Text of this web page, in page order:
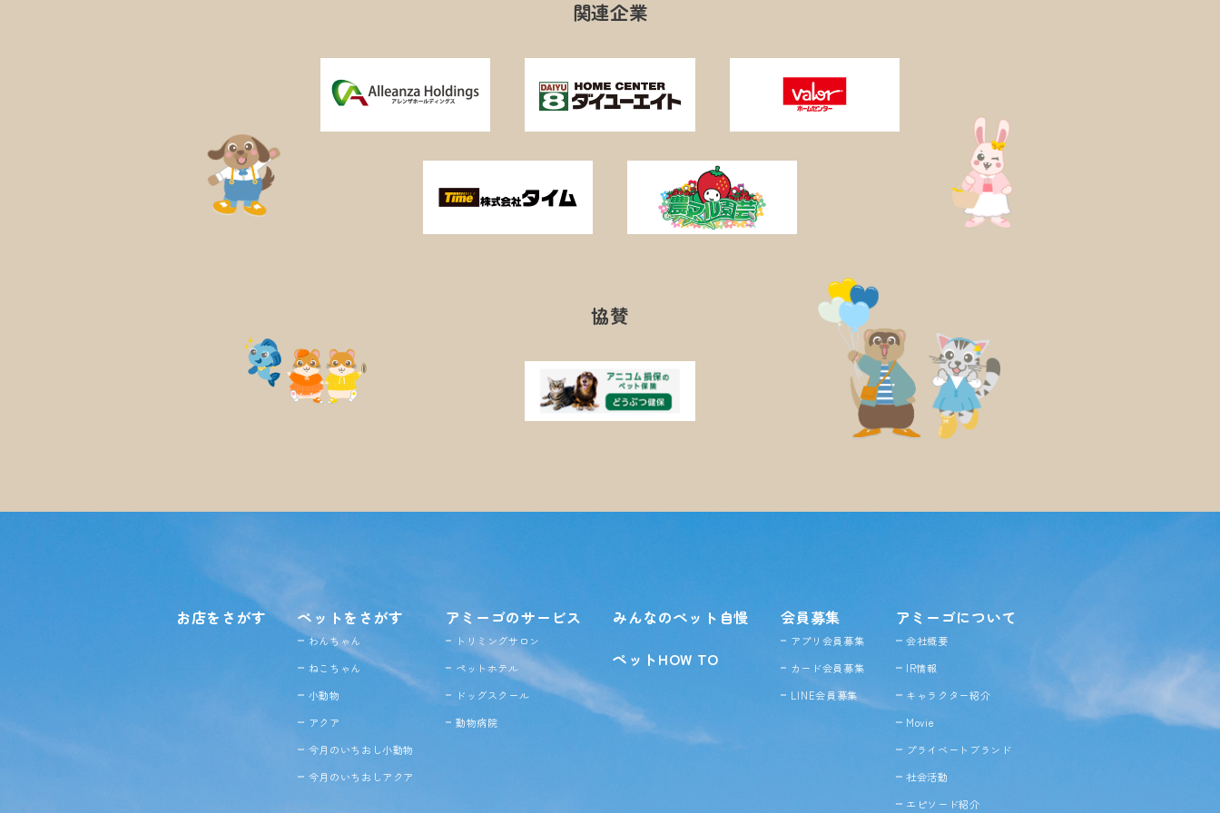
関連企業
協賛
お店をさがす ペットをさがす
わんちゃん
ねこちゃん
小動物
アクア
今月のいちおし小動物
今月のいちおしアクア
アミーゴのサービス
トリミングサロン
ペットホテル
ドッグスクール
動物病院
みんなのペット自慢
ペットHOW TO
会員募集
アプリ会員募集
カード会員募集
LINE会員募集
アミーゴについて
会社概要
IR情報
キャラクター紹介
Movie
プライベートブランド
社会活動
エピソード紹介